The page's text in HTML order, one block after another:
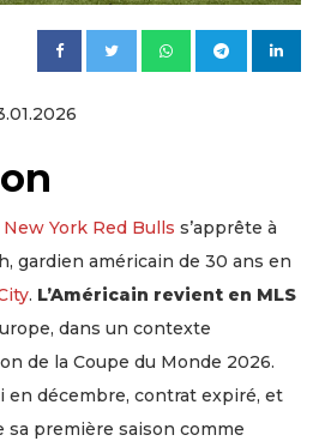
New York Red Bulls s’apprête à
gardien américain de 30 ans en
. L’Américain revient en MLS
dans un contexte
de la Coupe du Monde 2026.
en décembre, contrat expiré, et
sa première saison comme